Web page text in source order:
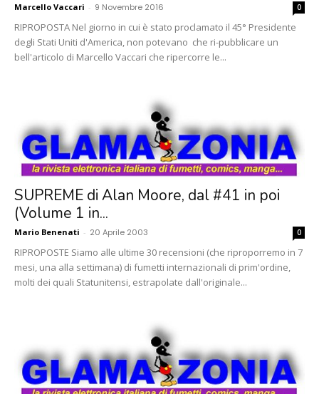
Marcello Vaccari - 9 Novembre 2016 0
RIPROPOSTA Nel giorno in cui è stato proclamato il 45° Presidente
degli Stati Uniti d'America, non potevano che ri-pubblicare un
bell'articolo di Marcello Vaccari che ripercorre le...
SUPREME di Alan Moore, dal #41 in poi
(Volume 1 in...
Mario Benenati - 20 Aprile 2003 0
RIPROPOSTE Siamo alle ultime 30 recensioni (che riproporremo in 7
mesi, una alla settimana) di fumetti internazionali di prim'ordine,
molti dei quali Statunitensi, estrapolate dall'originale...